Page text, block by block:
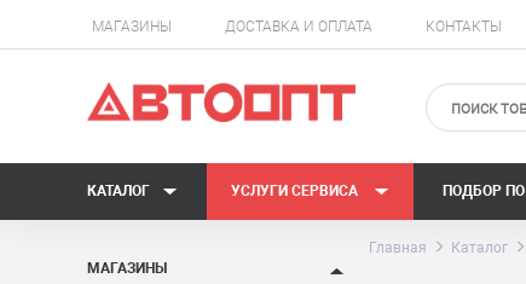
МАГАЗИНЫ ДОСТАВКА И ОПЛАТА КОНТАКТЫ
КАТАЛОГ УСЛУГИ СЕРВИСА ПОДБОР
МАГАЗИНЫ
Главная Каталог